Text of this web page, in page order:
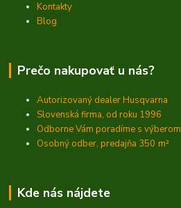
Kontakty
Blog
Prečo nakupovať u nás?
Autorizovaný dealer Husqvarna
Slovenská firma, od roku 1996
Odborne Vám poradíme s výberom
Osobný odber, predajňa 350 m²
Kde nás nájdete